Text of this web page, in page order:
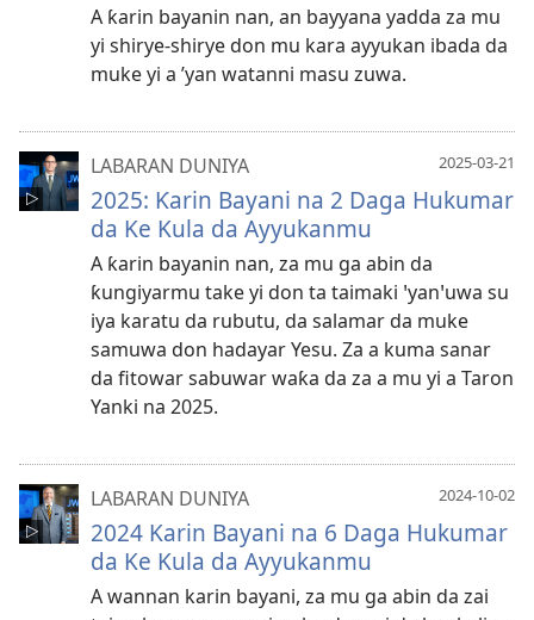
A ƙarin bayanin nan, an bayyana yadda za mu
yi shirye-shirye don mu kara ayyukan ibada da
muke yi a ’yan watanni masu zuwa.
2025-03-21
LABARAN DUNIYA
2025: Ƙarin Bayani na 2 Daga Hukumar
da Ke Kula da Ayyukanmu
A ƙarin bayanin nan, za mu ga abin da
ƙungiyarmu take yi don ta taimaki ꞌyanꞌuwa su
iya karatu da rubutu, da salamar da muke
samuwa don hadayar Yesu. Za a kuma sanar
da fitowar sabuwar waƙa da za a mu yi a Taron
Yanki na 2025.
2024-10-02
LABARAN DUNIYA
2024 Karin Bayani na 6 Daga Hukumar
da Ke Kula da Ayyukanmu
A wannan karin bayani, za mu ga abin da zai